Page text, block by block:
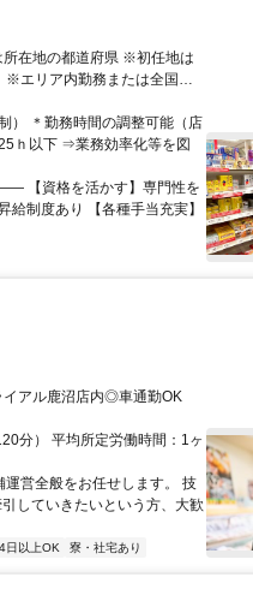
※エリア内勤務または全国勤
） ＊勤務時間の調整可能（店
ｈ以下 ⇒業務効率化等を図
格を活かす】専⾨性を
制度あり 【各種手当充実】
イアル鹿沼店内◎車通勤OK
分） 平均所定労働時間：1ヶ
営全般をお任せします。 技
していきたいという方、大歓
日以上OK 寮・社宅あり